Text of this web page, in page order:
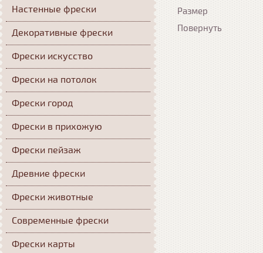
Размер
Повернуть
Настенные фрески
Декоративные фрески
Фрески искусство
Фрески на потолок
Фрески город
Фрески в прихожую
Фрески пейзаж
Древние фрески
Фрески животные
Современные фрески
Фрески карты